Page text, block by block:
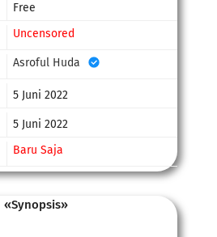
Free
Uncensored
Asroful Huda
5 Juni 2022
5 Juni 2022
Baru Saja
«Synopsis»